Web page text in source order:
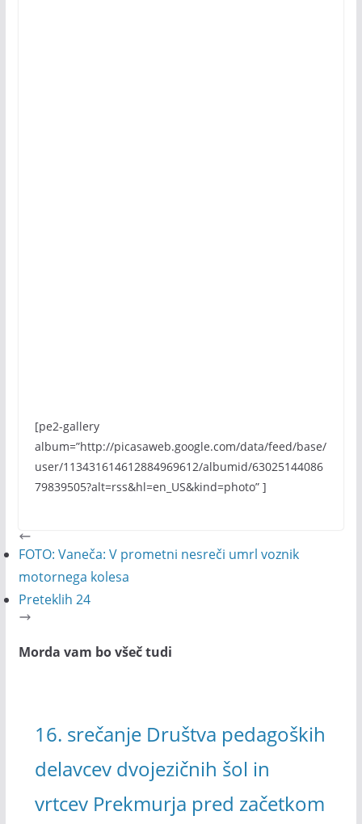
[pe2-gallery
album=”http://picasaweb.google.com/data/feed/base/
user/113431614612884969612/albumid/63025144086
79839505?alt=rss&hl=en_US&kind=photo” ]
FOTO: Vaneča: V prometni nesreči umrl voznik
motornega kolesa
Preteklih 24
Morda vam bo všeč tudi
16. srečanje Društva pedagoških
delavcev dvojezičnih šol in
vrtcev Prekmurja pred začetkom